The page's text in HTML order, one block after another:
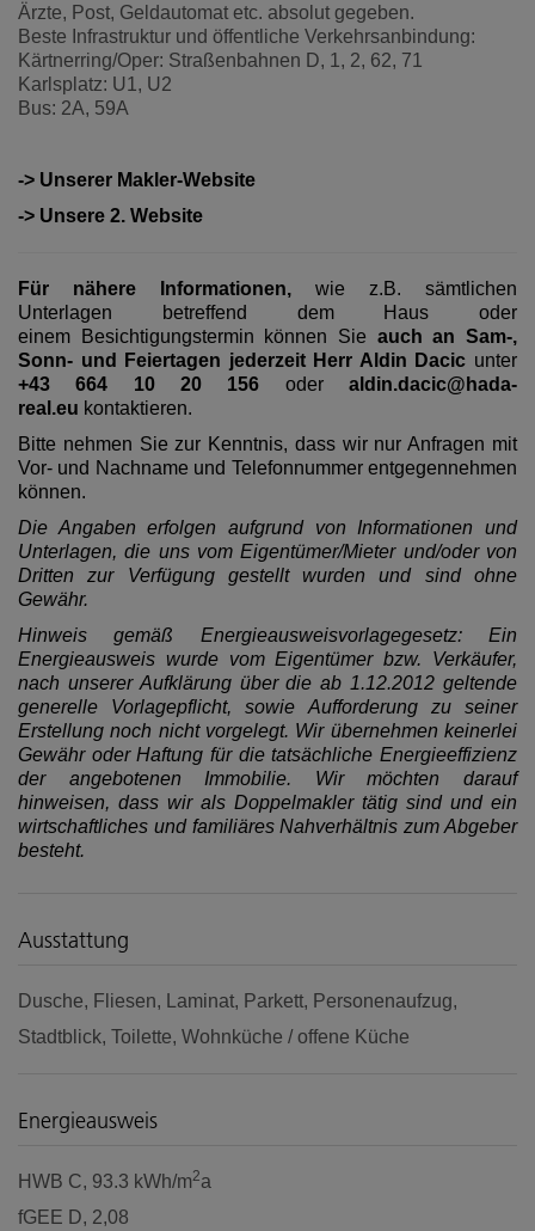
Ärzte, Post, Geldautomat etc. absolut gegeben.
Beste Infrastruktur und öffentliche Verkehrsanbindung:
Kärtnerring/Oper: Straßenbahnen D, 1, 2, 62, 71
Karlsplatz: U1, U2
Bus: 2A, 59A
-> Unserer Makler-Website
-> Unsere 2. Website
Für nähere Informationen, wie z.B. sämtlichen
Unterlagen betreffend dem Haus oder
einem Besichtigungstermin können Sie auch an Sam-,
Sonn- und Feiertagen jederzeit Herr Aldin Dacic unter
+43 664 10 20 156
oderaldin.dacic@hada-
real.eu kontaktieren.
Bitte nehmen Sie zur Kenntnis, dass wir nur Anfragen mit
Vor- und Nachname und Telefonnummer entgegennehmen
können.
Die Angaben erfolgen aufgrund von Informationen und
Unterlagen, die uns vom Eigentümer/Mieter und/oder von
Dritten zur Verfügung gestellt wurden und sind ohne
Gewähr.
Hinweis gemäß Energieausweisvorlagegesetz: Ein
Energieausweis wurde vom Eigentümer bzw. Verkäufer,
nach unserer Aufklärung über die ab 1.12.2012 geltende
generelle Vorlagepflicht, sowie Aufforderung zu seiner
Erstellung noch nicht vorgelegt. Wir übernehmen keinerlei
Gewähr oder Haftung für die tatsächliche Energieeffizienz
der angebotenen Immobilie. Wir möchten darauf
hinweisen, dass wir als Doppelmakler tätig sind und ein
wirtschaftliches und familiäres Nahverhältnis zum Abgeber
besteht.
Ausstattung
Dusche Fliesen Laminat Parkett
Personenaufzug
Stadtblick Toilette Wohnküche / offene Küche
Energieausweis
HWB C, 93.3 kWh/m2a
fGEE D, 2,08